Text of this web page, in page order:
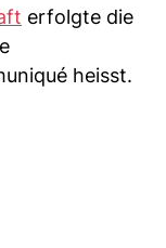
erfolgte die
heisst.